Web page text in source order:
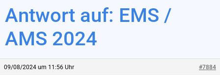
Antwort auf: EMS /
AMS 2024
09/08/2024 um 11:56 Uhr
#7884